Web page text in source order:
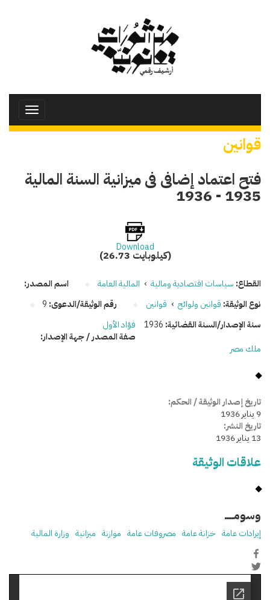
Toggle
قوانين
فتح اعتماد إضافى فى ميزانية السنة المالية
1935 - 1936
Download
(26.73 كيلوبايت)
القطاع: سياسات اقتصادية ومالية › المالية العامة
نوع الوثيقة: قوانين ولوائح › قوانين رقم الوثيقة/الدعوى: 9
سنة الإصدار/السنة القضائية: 1936
اسم المصدر:
فؤاد الأول
صفة المصدر / جهة الإصدار:
ملك مصر
تاريخ إصدار الوثيقة / الحكم:
9 يناير 1936
تاريخ النشر:
13 يناير 1936
علاقات الوثيقة
وسومـــــ
إيرادات عامة خزانة عامة مصروفات عامة موازنة ميزانية وزارة المالية